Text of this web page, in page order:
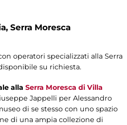
Serra Moresca
operatori specializzati alla Serra
su richiesta.
alla Serra Moresca di Villa
Jappelli per Alessandro
di se stesso con uno spazio
di una ampia collezione di